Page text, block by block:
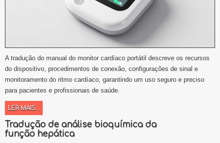
A tradução do manual do monitor cardíaco portátil descreve os recursos
do dispositivo, procedimentos de conexão, configurações de sinal e
monitoramento do ritmo cardíaco, garantindo um uso seguro e preciso
para pacientes e profissionais de saúde.
LER MAIS...
Tradução de análise bioquímica da
função hepática